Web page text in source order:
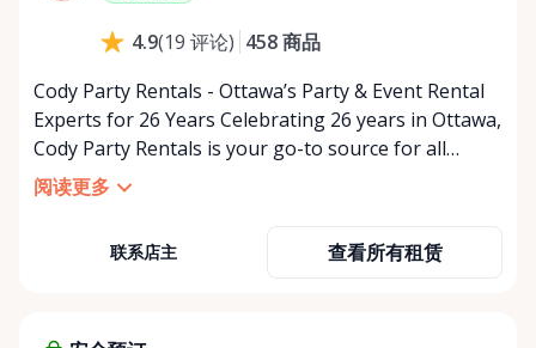
4.9(19 评论) 458商品
Cody Party Rentals - Ottawa’s Party & Event Rental
Experts for 26 Years Celebrating 26 years in Ottawa,
Cody Party Rentals is your go-to source for all
things party and event rentals. We’re proud to be a
partner of Rent Anything, expanding our offerings
At Cody Party Rentals, we believe in the power of
阅读更多
联系店主 查看所有租赁